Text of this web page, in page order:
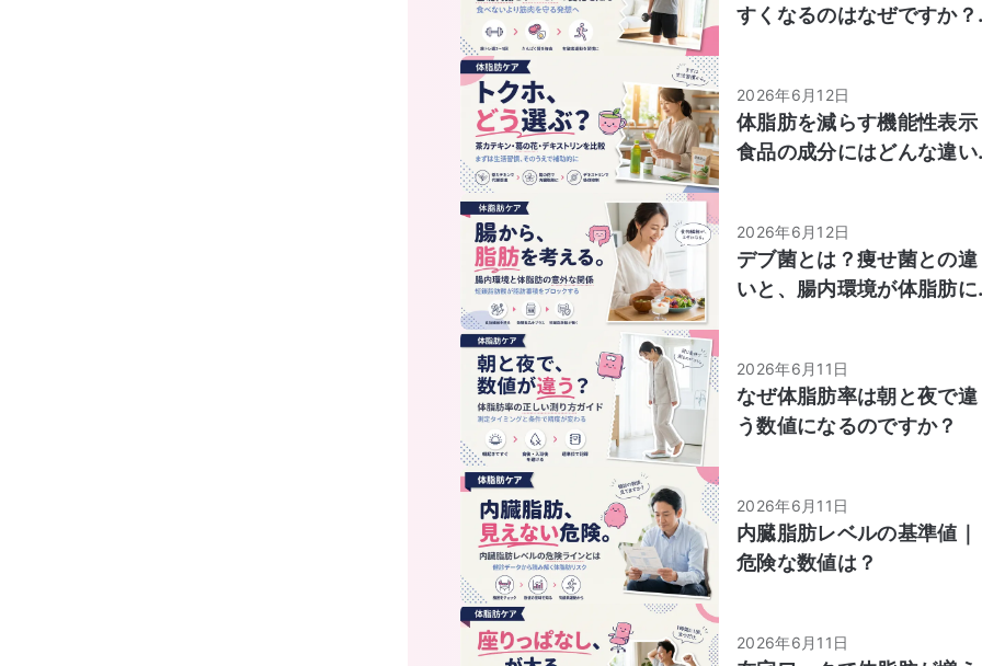
すくなるのはなぜですか？
2026年6月12日
体脂肪を減らす機能性表示
食品の成分にはどんな違い
ン・難消化性デキストリン
の特徴を教えてください。
2026年6月12日
デブ菌とは？痩せ菌との違
いと、腸内環境が体脂肪に
2026年6月11日
なぜ体脂肪率は朝と夜で違
う数値になるのですか？
2026年6月11日
内臓脂肪レベルの基準値｜
危険な数値は？
2026年6月11日